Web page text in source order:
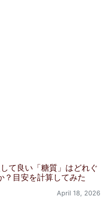
て良い「糖質」はどれぐ
？目安を計算してみた
April 18, 2026